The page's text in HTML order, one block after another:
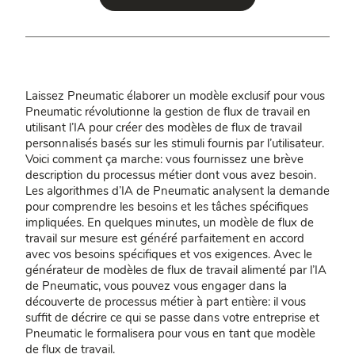
Laissez Pneumatic élaborer un modèle exclusif pour vous
Pneumatic révolutionne la gestion de flux de travail en
utilisant l’IA pour créer des modèles de flux de travail
personnalisés basés sur les stimuli fournis par l’utilisateur.
Voici comment ça marche: vous fournissez une brève
description du processus métier dont vous avez besoin.
Les algorithmes d’IA de Pneumatic analysent la demande
pour comprendre les besoins et les tâches spécifiques
impliquées. En quelques minutes, un modèle de flux de
travail sur mesure est généré parfaitement en accord
avec vos besoins spécifiques et vos exigences. Avec le
générateur de modèles de flux de travail alimenté par l’IA
de Pneumatic, vous pouvez vous engager dans la
découverte de processus métier à part entière: il vous
suffit de décrire ce qui se passe dans votre entreprise et
Pneumatic le formalisera pour vous en tant que modèle
de flux de travail.